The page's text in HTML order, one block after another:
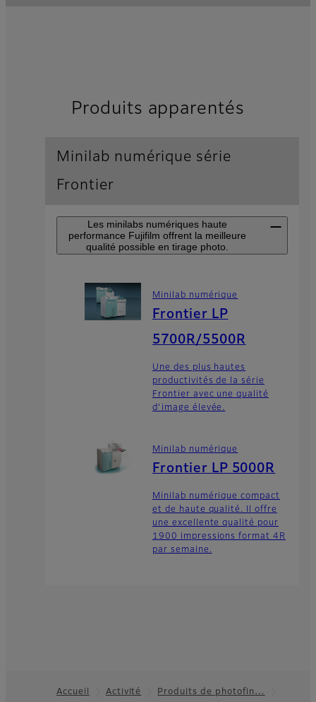
Produits apparentés
Minilab numérique série
Frontier
Les minilabs numériques haute
performance Fujifilm offrent la meilleure
qualité possible en tirage photo.
Minilab numérique
Frontier LP
5700R/5500R
Une des plus hautes
productivités de la série
Frontier avec une qualité
d’image élevée.
Minilab numérique
Frontier LP 5000R
Minilab numérique compact
et de haute qualité. Il offre
une excellente qualité pour
1900 impressions format 4R
par semaine.
Accueil Activité
Produits de photofin…